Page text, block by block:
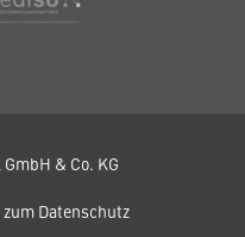
& Co. KG
Datenschutz